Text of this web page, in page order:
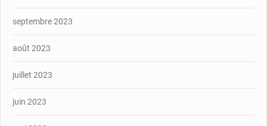
septembre 2023
août 2023
juillet 2023
juin 2023